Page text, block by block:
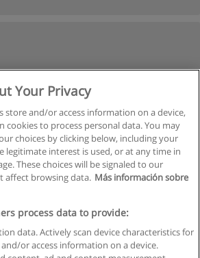
Regulamin
Your Privacy
store and/or access information on a device,
cookies to process personal data. You may
choices by clicking below, including your
legitimate interest is used, or at any time in
These choices will be signaled to our
affect browsing data. Más información sobre
process data to provide:
data. Actively scan device characteristics for
or access information on a device.